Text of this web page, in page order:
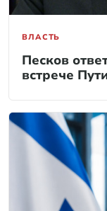
ВЛАСТЬ
Песков
встрече